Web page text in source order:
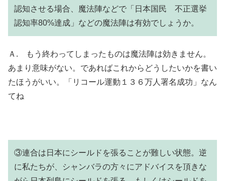
認知させる場合、魔法陣などで「日本国民 不正選挙
認知率80%達成」などの魔法陣は有効でしょうか。
Ａ. もう終わってしまったものは魔法陣は効きません。
あまり意味がない。であればこれからどうしたいかを書い
たほうがいい。「リコール運動１３６万人署名成功」なん
てね
③連合は日本にシールドを張ることが難しい状態。逆
に私たちが、シャンバラの方々にアドバイスを頂きな